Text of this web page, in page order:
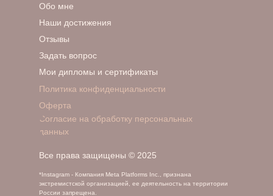
Политика конфиденциальности
Согласие на обработку персональных
данных
Оферта
Все права защищены © 2025
*Instagram - Компания Meta Platforms Inc., признана
экстремистской организацией, ее деятельность на территории
России запрещена.
Обо мне
Наши достижения
Отзывы
Задать вопрос
Мои дипломы и сертификаты